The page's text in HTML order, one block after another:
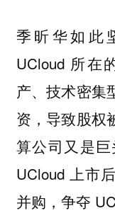
季昕华如此
UCloud 所在
产、技术密集
资，导致股权
算公司又是
UCloud 上市
并购，争夺